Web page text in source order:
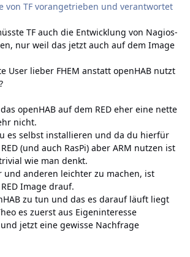
von TF vorangetrieben und verantwortet
TF auch die Entwicklung von Nagios-
nur weil das jetzt auch auf dem Image
User lieber FHEM anstatt openHAB nutzt
openHAB auf dem RED eher eine nette
nicht.
es selbst installieren und da du hierfür
(und auch RasPi) aber ARM nutzen ist
wie man denkt.
und anderen leichter zu machen, ist
Image drauf.
zu tun und das es darauf läuft liegt
es zuerst aus Eigeninteresse
jetzt eine gewisse Nachfrage